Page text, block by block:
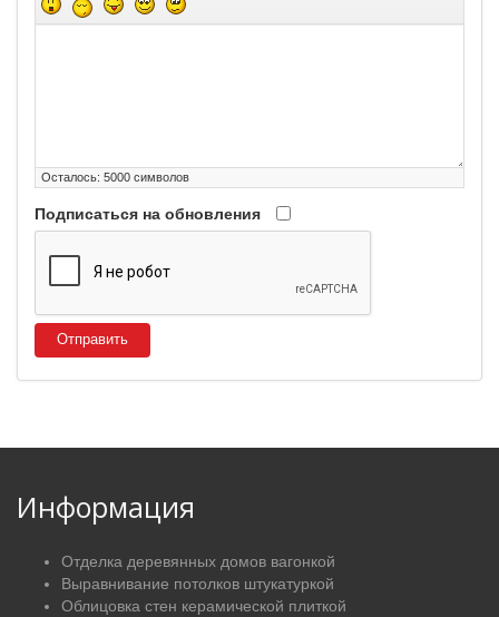
Осталось: 5000 символов
Подписаться на обновления
Отправить
Информация
Отделка деревянных домов вагонкой
Выравнивание потолков штукатуркой
Облицовка стен керамической плиткой